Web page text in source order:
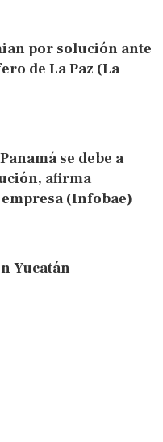
por solución ante
de La Paz (La
se debe a
afirma
(Infobae)
Yucatán